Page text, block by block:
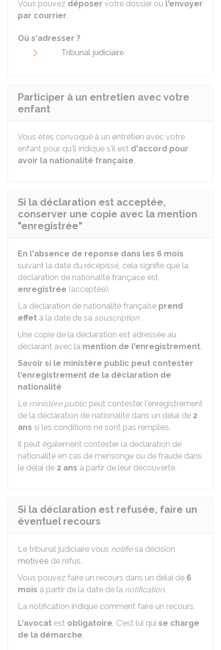
Vous pouvez déposer votre dossier ou l'envoyer
par courrier.
Où s'adresser ?
Tribunal judiciaire
Participer à un entretien avec votre
enfant
Vous êtes convoqué à un entretien avec votre
enfant pour qu'il indique s'il est d'accord pour
avoir la nationalité française.
Si la déclaration est acceptée,
conserver une copie avec la mention
"enregistrée"
En l'absence de réponse dans les 6 mois
suivant la date du récépissé, cela signifie que la
déclaration de nationalité française est
enregistrée (acceptée).
La déclaration de nationalité française prend
effet à la date de sa souscription.
Une copie de la déclaration est adressée au
déclarant avec la mention de l'enregistrement.
Savoir si le ministère public peut contester
l'enregistrement de la déclaration de
nationalité
Le ministère publicpeut contester l'enregistrement
de la déclaration de nationalité dans un délai de 2
ans si les conditions ne sont pas remplies.
Il peut également contester la déclaration de
nationalité en cas de mensonge ou de fraude dans
le délai de 2 ans à partir de leur découverte.
Si la déclaration est refusée, faire un
éventuel recours
Le tribunal judiciaire vous notifiesa décision
motivée de refus.
Vous pouvez faire un recours dans un délai de 6
mois à partir de la date de la notification.
La notification indique comment faire un recours.
L'avocat est obligatoire. C'est lui qui se charge
de la démarche.